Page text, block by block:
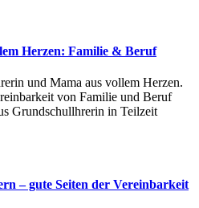
Herzen: Familie & Beruf
von Familie und Beruf
Grundschullhrerin in Teilzeit
– gute Seiten der Vereinbarkeit